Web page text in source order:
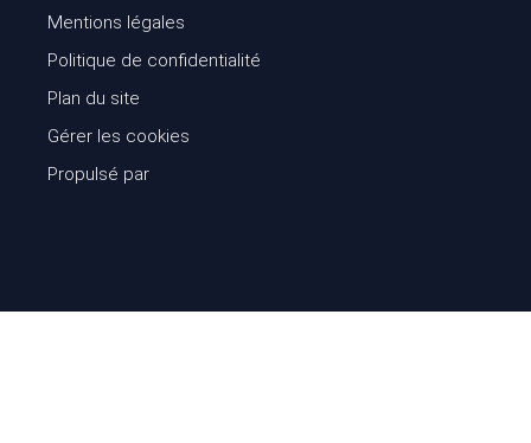
Mentions légales
Politique de confidentialité
Plan du site
Gérer les cookies
Propulsé par